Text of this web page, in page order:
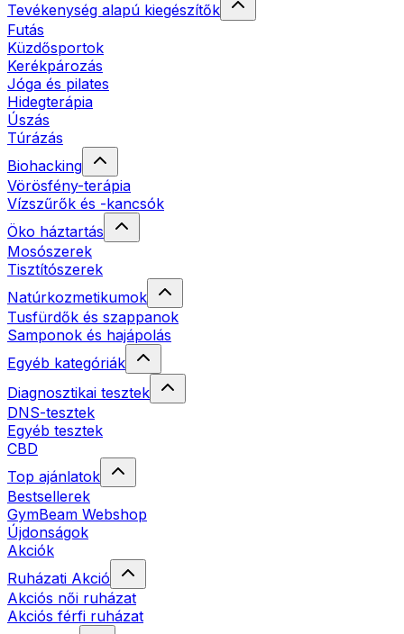
Tevékenység alapú kiegészítők
Futás
Küzdősportok
Kerékpározás
Jóga és pilates
Hidegterápia
Úszás
Túrázás
Biohacking
Vörösfény-terápia
Vízszűrők és -kancsók
Öko háztartás
Mosószerek
Tisztítószerek
Natúrkozmetikumok
Tusfürdők és szappanok
Samponok és hajápolás
Egyéb kategóriák
Diagnosztikai tesztek
DNS-tesztek
Egyéb tesztek
CBD
Top ajánlatok
Bestsellerek
GymBeam Webshop
Újdonságok
Akciók
Ruházati Akció
Akciós női ruházat
Akciós férfi ruházat